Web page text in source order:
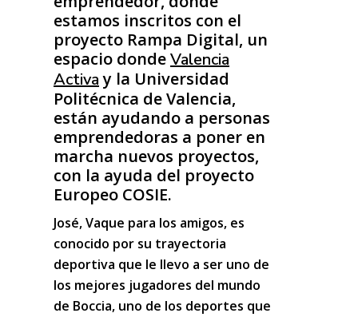
estamos inscritos con el
proyecto Rampa Digital, un
espacio dondeValencia
Activay la Universidad
Politécnica de Valencia,
están ayudando a personas
emprendedoras a poner en
marcha nuevos proyectos,
con la ayuda del proyecto
Europeo COSIE.
José, Vaque para los amigos, es
conocido por su trayectoria
deportiva que le llevo a ser uno de
los mejores jugadores del mundo
de Boccia, uno de los deportes que